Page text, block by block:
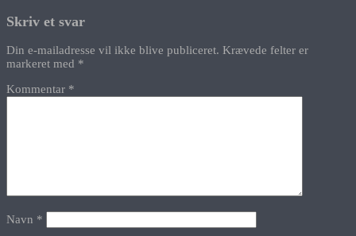
Skriv et svar
Din e-mailadresse vil ikke blive publiceret. Krævede felter er
markeret med *
Kommentar *
Navn *